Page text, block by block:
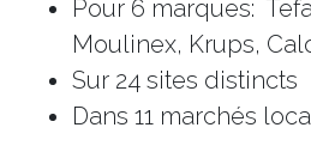
Pour 6 marques:
Moulinex, Krups,
Sur 24 sites distincts
Dans 11 marchés